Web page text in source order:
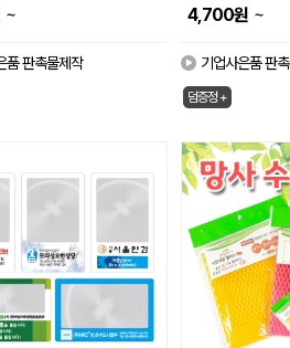
~
품 판촉물제작
4,700원 ~
기업사은품 판
덤증정 +